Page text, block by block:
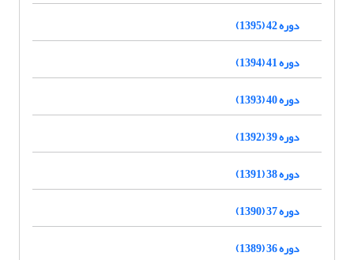
دوره 42 (1395)
دوره 41 (1394)
دوره 40 (1393)
دوره 39 (1392)
دوره 38 (1391)
دوره 37 (1390)
دوره 36 (1389)